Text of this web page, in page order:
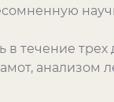
в течение
анализом